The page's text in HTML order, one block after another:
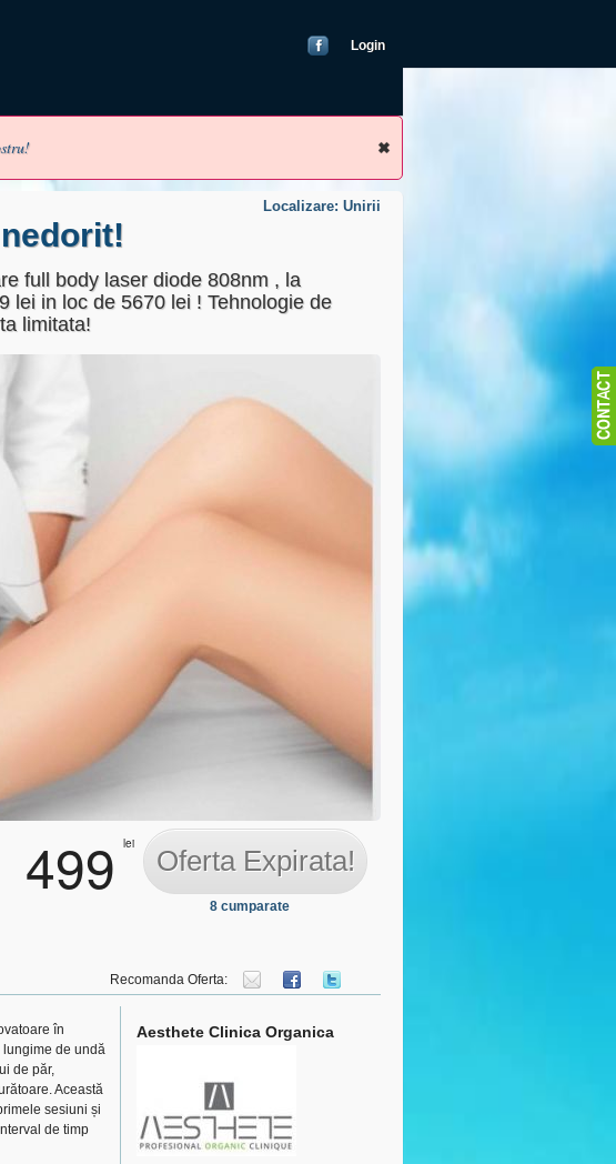
Login
Localizare: Unirii
full body laser diode 808nm , la
lei in loc de 5670 lei ! Tehnologie de
limitata!
499 lei
Oferta Expirata!
8 cumparate
Recomanda Oferta:
în
de undă
de păr,
Această
sesiuni și
de timp
Aesthete Clinica Organica
voucherelor
login, nu va fi public
mai apropiat oras
dezabona oricand)
cu caracter personal